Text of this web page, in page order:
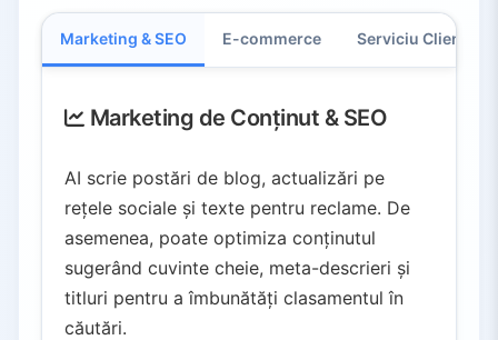
Marketing & SEO E-commerce Serviciu Clienți
Marketing de Conținut & SEO
AI scrie postări de blog, actualizări pe
rețele sociale și texte pentru reclame. De
asemenea, poate optimiza conținutul
sugerând cuvinte cheie, meta-descrieri și
titluri pentru a îmbunătăți clasamentul în
căutări.